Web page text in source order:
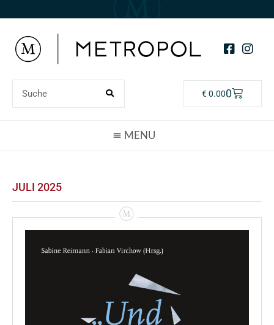
€0.000
JULI 2025